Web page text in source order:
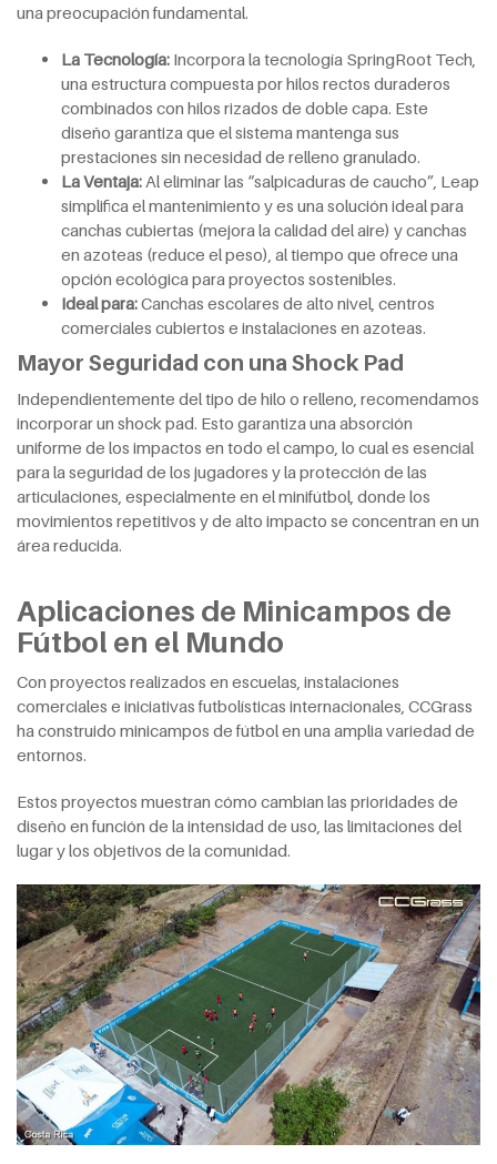
una preocupación fundamental.
La Tecnología: Incorpora la tecnología SpringRoot Tech,
una estructura compuesta por hilos rectos duraderos
combinados con hilos rizados de doble capa. Este
diseño garantiza que el sistema mantenga sus
prestaciones sin necesidad de relleno granulado.
LaVentaja: Al eliminar las “salpicaduras de caucho”, Leap
simplifica el mantenimiento y es una solución ideal para
canchas cubiertas (mejora la calidad del aire) y canchas
en azoteas (reduce el peso), al tiempo que ofrece una
opción ecológica para proyectos sostenibles.
Ideal para:Canchas escolares de alto nivel, centros
comerciales cubiertos e instalaciones en azoteas.
Mayor Seguridad con una Shock Pad
Independientemente del tipo de hilo o relleno, recomendamos
incorporar un shock pad. Esto garantiza una absorción
uniforme de los impactos en todo el campo, lo cual es esencial
para la seguridad de los jugadores y la protección de las
articulaciones, especialmente en el minifútbol, donde los
movimientos repetitivos y de alto impacto se concentran en un
área reducida.
Aplicaciones de Minicampos de
Fútbol en el Mundo
Con proyectos realizados en escuelas, instalaciones
comerciales e iniciativas futbolísticas internacionales, CCGrass
ha construido minicampos de fútbol en una amplia variedad de
entornos.
Estos proyectos muestran cómo cambian las prioridades de
diseño en función de la intensidad de uso, las limitaciones del
lugar y los objetivos de la comunidad.